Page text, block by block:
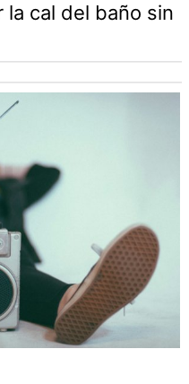
la cal del baño sin